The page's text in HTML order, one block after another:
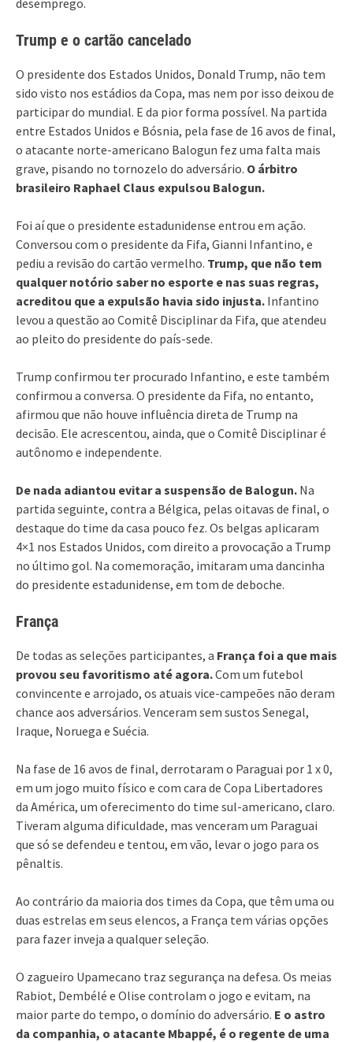
Trump e o cartão cancelado
O presidente dos Estados Unidos, Donald Trump, não tem
sido visto nos estádios da Copa, mas nem por isso deixou de
participar do mundial. E da pior forma possível. Na partida
entre Estados Unidos e Bósnia, pela fase de 16 avos de final,
o atacante norte-americano Balogun fez uma falta mais
grave, pisando no tornozelo do adversário. O árbitro
brasileiro Raphael Claus expulsou Balogun.
Foi aí que o presidente estadunidense entrou em ação.
Conversou com o presidente da Fifa, Gianni Infantino, e
pediu a revisão do cartão vermelho. Trump, que não tem
qualquer notório saber no esporte e nas suas regras,
acreditou que a expulsão havia sido injusta. Infantino
levou a questão ao Comitê Disciplinar da Fifa, que atendeu
ao pleito do presidente do país-sede.
Trump confirmou ter procurado Infantino, e este também
confirmou a conversa. O presidente da Fifa, no entanto,
afirmou que não houve influência direta de Trump na
decisão. Ele acrescentou, ainda, que o Comitê Disciplinar é
autônomo e independente.
De nada adiantou evitar a suspensão de Balogun. Na
partida seguinte, contra a Bélgica, pelas oitavas de final, o
destaque do time da casa pouco fez. Os belgas aplicaram
4×1 nos Estados Unidos, com direito a provocação a Trump
no último gol. Na comemoração, imitaram uma dancinha
do presidente estadunidense, em tom de deboche.
França
De todas as seleções participantes, a França foi a que mais
provou seu favoritismo até agora.Com um futebol
convincente e arrojado, os atuais vice-campeões não deram
chance aos adversários. Venceram sem sustos Senegal,
Iraque, Noruega e Suécia.
Na fase de 16 avos de final, derrotaram o Paraguai por 1 x 0,
em um jogo muito físico e com cara de Copa Libertadores
da América, um oferecimento do time sul-americano, claro.
Tiveram alguma dificuldade, mas venceram um Paraguai
que só se defendeu e tentou, em vão, levar o jogo para os
pênaltis.
Ao contrário da maioria dos times da Copa, que têm uma ou
duas estrelas em seus elencos, a França tem várias opções
para fazer inveja a qualquer seleção.
O zagueiro Upamecano traz segurança na defesa. Os meias
Rabiot, Dembélé e Olise controlam o jogo e evitam, na
maior parte do tempo, o domínio do adversário. E o astro
da companhia, o atacante Mbappé, é o regente de uma